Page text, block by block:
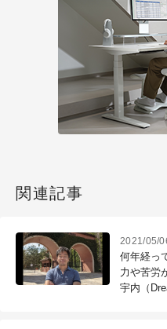
関連記事
2021/05/
何年経っ
力や苦労
宇内（